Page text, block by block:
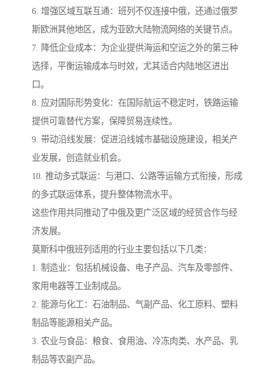
6. 增强区域互联互通：班列不仅连接中俄，还通过俄罗
斯欧洲其他地区，成为亚欧大陆物流网络的关键节点。
7. 降低企业成本：为企业提供海运和空运之外的第三种
选择，平衡运输成本与时效，尤其适合内陆地区进出
口。
8. 应对国际形势变化：在国际航运不稳定时，铁路运输
提供可靠替代方案，保障贸易连续性。
9. 带动沿线发展：促进沿线城市基础设施建设，相关产
业发展，创造就业机会。
10. 推动多式联运：与港口、公路等运输方式衔接，形成
的多式联运体系，提升整体物流水平。
这些作用共同推动了中俄及更广泛区域的经贸合作与经
济发展。
莫斯科中俄班列适用的行业主要包括以下几类：
1. 制造业：包括机械设备、电子产品、汽车及零部件、
家用电器等工业制成品。
2. 能源与化工：石油制品、气副产品、化工原料、塑料
制品等能源相关产品。
3. 农业与食品：粮食、食用油、冷冻肉类、水产品、乳
制品等农副产品。